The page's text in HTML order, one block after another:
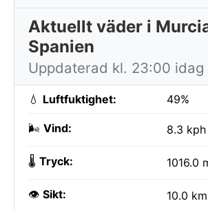
Aktuellt väder i
Spanien
Uppdaterad kl. 23:00 idag
💧 Luftfuktighet: 49%
🌬️ Vind: 8.3 kph
🌡️ Tryck: 1016.0
👁️ Sikt: 10.0 km